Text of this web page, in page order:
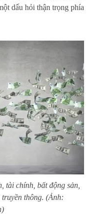
dấu hỏi thận trọng phía
tài chính, bất động sản,
thông. (Ảnh: